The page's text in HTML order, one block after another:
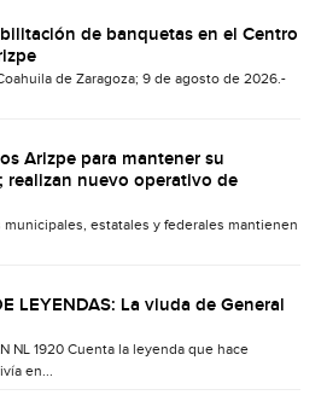
de banquetas en el Centro
de Zaragoza; 9 de agosto de 2026.-
Arizpe para mantener su
realizan nuevo operativo de
municipales, estatales y federales mantienen
LEYENDAS: La viuda de General
NL 1920 Cuenta la leyenda que hace
en...